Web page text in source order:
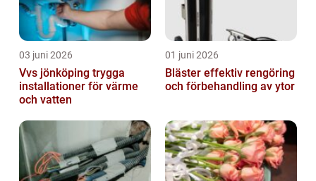
03 juni 2026
Vvs jönköping trygga
installationer för värme
och vatten
01 juni 2026
Bläster effektiv rengöring
och förbehandling av ytor